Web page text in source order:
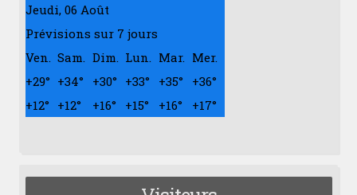
Jeudi, 06 Août
Prévisions sur 7 jours
Ven. Sam. Dim. Lun. Mar. Mer.
+29° +34° +30° +33° +35° +36°
+12° +12° +16° +15° +16° +17°